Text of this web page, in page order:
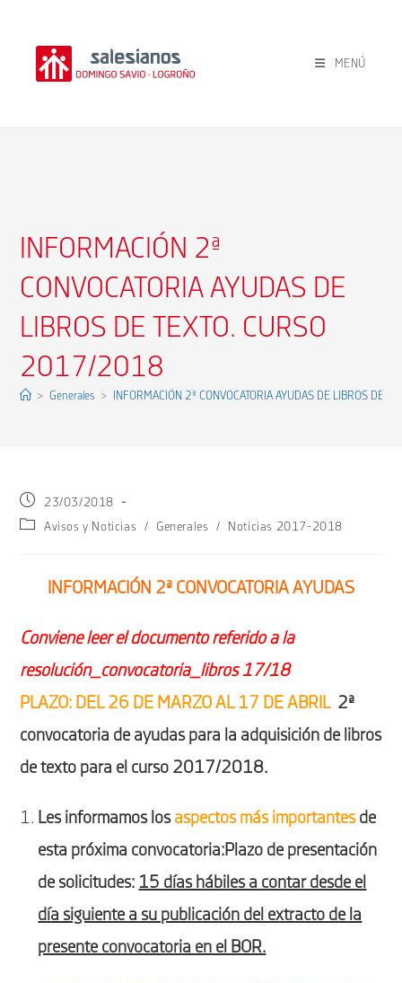
contenido
MENÚ
INFORMACIÓN 2ª
CONVOCATORIA AYUDAS DE
LIBROS DE TEXTO. CURSO
2017/2018
> Generales > INFORMACIÓN 2ª CONVOCATORIA AYUDAS DE LIBROS DE
Publicación
de
la
23/03/2018
CategoríaAvisos y Noticias / Generales / Noticias 2017-2018
INFORMACIÓN 2ª CONVOCATORIA AYUDAS
Conviene leer el documento referido a la
resolución_convocatoria_libros 17/18
PLAZO: DEL 26 DE MARZO AL 17 DE ABRIL2ª
convocatoria de ayudas para la adquisición de libros
de texto para el curso 2017/2018.
Les informamos los aspectos más importantesde
esta próxima convocatoria:Plazo de presentación
de solicitudes: 15 días hábiles a contar desde el
día siguiente a su publicación del extracto de la
presente convocatoria en el BOR.